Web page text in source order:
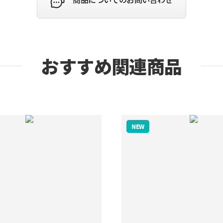
おすすめ関連商品
NEW